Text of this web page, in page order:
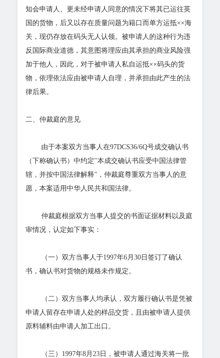
知会申请人、更未经申请人同意的情况下将其已运往英
国的货物，后又以存在质量问题为籍口而单方运抵××海
关，现仍存放在码头无人认领。被申请人的这种行为违
反国际商业道德，其意图将理应由其承担的商业风险强
加于他人，因此，对于被申请人私自运抵××码头的货
物，依理依法应由被申请人自理，并承担由此产生的法
律后果。
二、仲裁庭的意见
由于本案双方当事人在97DCS36/6Q号成交确认书
（下称确认书）中约定"本成交确认书应受中国法律管
辖，并按中国法律解释"，仲裁庭尊重双方当事人的意
愿，本案适用中华人民共和国法律。
仲裁庭根据双方当事人提交的书面证据材料以及庭
审情况，认定如下事实：
（一）双方当事人于1997年6月30日签订了确认
书，确认书对货物的规格未作规定。
（二）双方当事人均承认，双方履行确认书是凭被
申请人留存在申请人处的样品交货，且由被申请人提供
原料辅料由申请人加工出口。
（三）1997年8月23日，被申请人通过海关将一批